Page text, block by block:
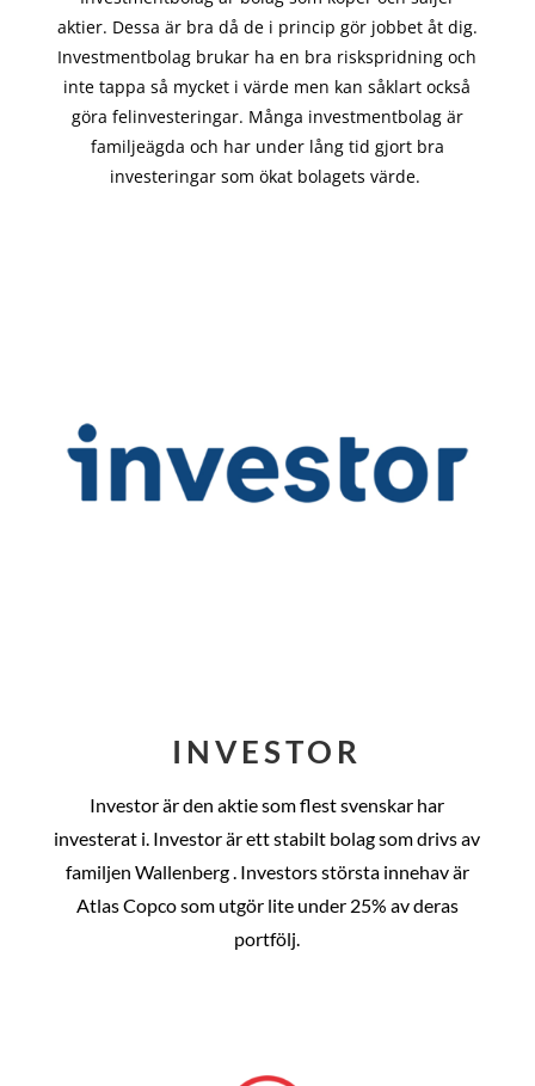
aktier. Dessa är bra då de i princip görjobbet åt dig.
Investmentbolag brukar ha en bra riskspridning och
inte tappa så mycket i värde men kan såklart också
göra felinvesteringar. Många investmentbolag är
familjeägda och har under lång tid gjort bra
investeringar som ökat bolagets värde.
INVESTOR
Investor är den aktie som flest svenskar har
investerat i. Investor är ett stabilt bolag som drivs av
familjen Wallenberg . Investors största innehav är
Atlas Copco som utgör lite under 25% av deras
portfölj.